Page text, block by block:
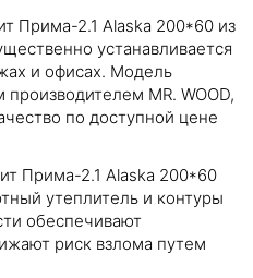
Прима-2.1 Alaska 200*60 из
устанавливается
и офисах. Модель
производителем MR. WOOD,
по доступной цене
Прима-2.1 Alaska 200*60
утеплитель и контуры
обеспечивают
риск взлома путем